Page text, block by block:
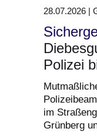
28.07.2026 |
Polizei
im
Grünberg